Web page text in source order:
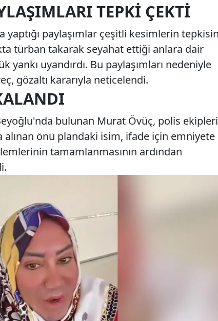
TEPKI ÇEKTI
paylaşımlar çeşitli kesimlerin
türban takarak seyahat ettiği anlara dair
yankı uyandırdı. Bu paylaşımları nedeniyle
gözaltı kararıyla neticelendi.
bulunan Murat Övüç, polis ekipleri
alınan önü plandaki isim, ifade için emniyete
tamamlanmasının ardından